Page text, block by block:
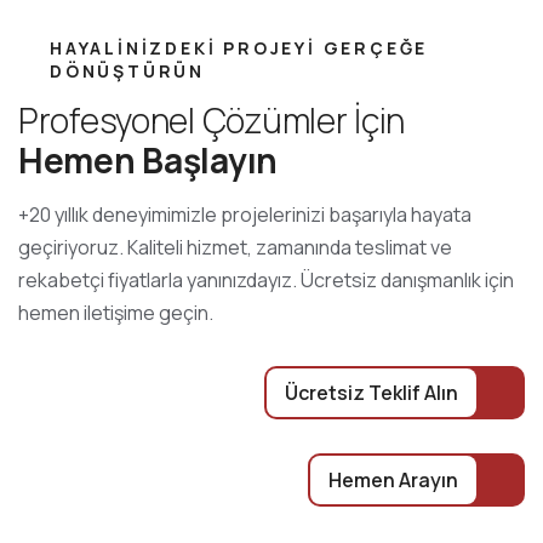
HAYALINIZDEKI PROJEYI GERÇEĞE
DÖNÜŞTÜRÜN
Profesyonel Çözümler İçin
Hemen Başlayın
+20 yıllık deneyimimizle projelerinizi başarıyla hayata
geçiriyoruz. Kaliteli hizmet, zamanında teslimat ve
rekabetçi fiyatlarla yanınızdayız. Ücretsiz danışmanlık için
hemen iletişime geçin.
Ücretsiz Teklif Alın
Hemen Arayın